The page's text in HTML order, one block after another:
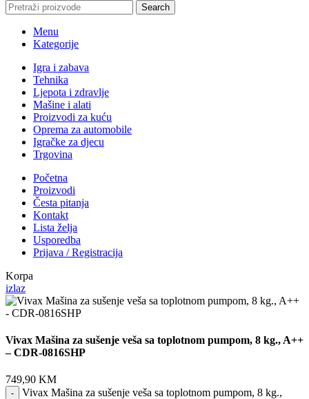
Search
Menu
Kategorije
Igra i zabava
Tehnika
Ljepota i zdravlje
Mašine i alati
Proizvodi za kuću
Oprema za automobile
Igračke za djecu
Trgovina
Početna
Proizvodi
Česta pitanja
Kontakt
Lista želja
Usporedba
Prijava / Registracija
Korpa
izlaz
Vivax Mašina za sušenje veša sa toplotnom pumpom, 8 kg., A++
– CDR-0816SHP
749,90 KM
Vivax Mašina za sušenje veša sa toplotnom pumpom, 8 kg.,